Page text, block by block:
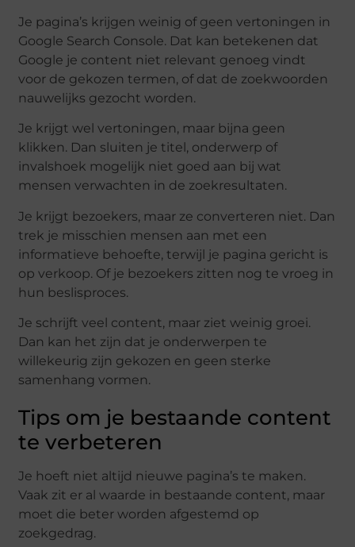
Je pagina’s krijgen weinig of geen vertoningen in
Google Search Console. Dat kan betekenen dat
Google je content niet relevant genoeg vindt
voor de gekozen termen, of dat de zoekwoorden
nauwelijks gezocht worden.
Je krijgt wel vertoningen, maar bijna geen
klikken. Dan sluiten je titel, onderwerp of
invalshoek mogelijk niet goed aan bij wat
mensen verwachten in de zoekresultaten.
Je krijgt bezoekers, maar ze converteren niet. Dan
trek je misschien mensen aan met een
informatieve behoefte, terwijl je pagina gericht is
op verkoop. Of je bezoekers zitten nog te vroeg in
hun beslisproces.
Je schrijft veel content, maar ziet weinig groei.
Dan kan het zijn dat je onderwerpen te
willekeurig zijn gekozen en geen sterke
samenhang vormen.
Tips om je bestaande content
te verbeteren
Je hoeft niet altijd nieuwe pagina’s te maken.
Vaak zit er al waarde in bestaande content, maar
moet die beter worden afgestemd op
zoekgedrag.